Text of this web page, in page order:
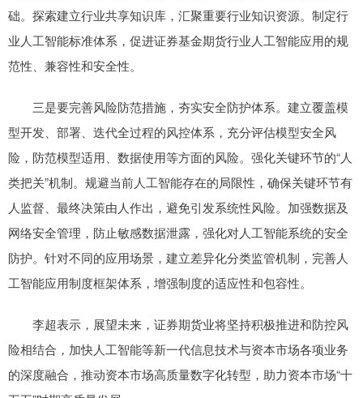
础。探索建立行业共享知识库，汇聚重要行业知识资源。制定行
业人工智能标准体系，促进证券基金期货行业人工智能应用的规
范性、兼容性和安全性。
三是要完善风险防范措施，夯实安全防护体系。建立覆盖模
型开发、部署、迭代全过程的风控体系，充分评估模型安全风
险，防范模型适用、数据使用等方面的风险。强化关键环节的“人
类把关”机制。规避当前人工智能存在的局限性，确保关键环节有
人监督、最终决策由人作出，避免引发系统性风险。加强数据及
网络安全管理，防止敏感数据泄露，强化对人工智能系统的安全
防护。针对不同的应用场景，建立差异化分类监管机制，完善人
工智能应用制度框架体系，增强制度的适应性和包容性。
李超表示，展望未来，证券期货业将坚持积极推进和防控风
险相结合，加快人工智能等新一代信息技术与资本市场各项业务
的深度融合，推动资本市场高质量数字化转型，助力资本市场“十